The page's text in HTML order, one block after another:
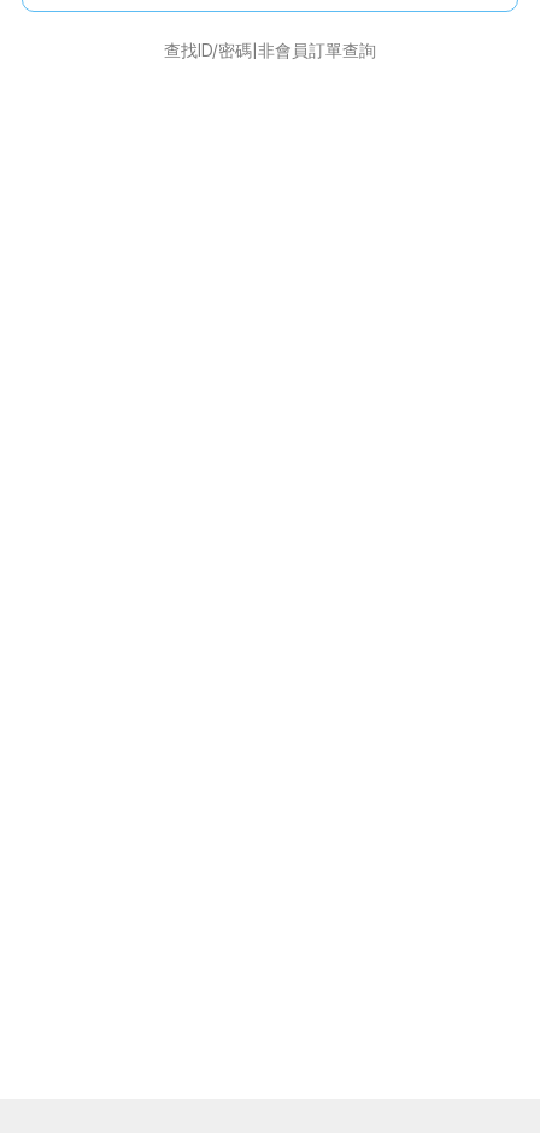
查找ID/密碼 非會員訂單查詢